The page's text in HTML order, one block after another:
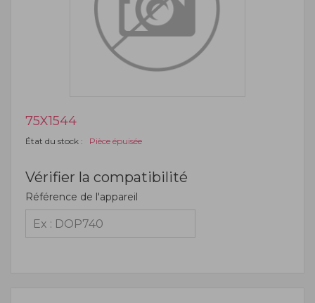
75X1544
État du stock : Pièce épuisée
Vérifier la compatibilité
Référence de l'appareil